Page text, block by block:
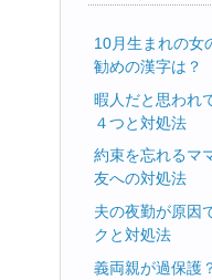
10月生まれの女
勧めの漢字は？
暇人だと思われ
４つと対処法
約束を忘れるマ
友への対処法
夫の夜勤が原因
クと対処法
義両親が過保護